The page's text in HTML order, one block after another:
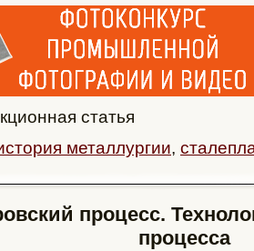
статья
металлургии,
процесс.
процесса